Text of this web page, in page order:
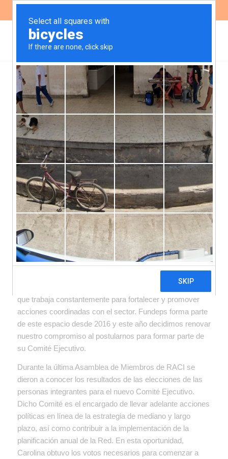
Comenzamos a integrar
el Comité Ejecutivo de
RACI
Carolina Tamagnini, Directora
Ejecutiva de Fundeps, resultó elegida
como integrante suplente durante el
último proceso de elecciones para el
Comité Ejecutivo de la Red Argentina
de Cooperación Internacional.
que trabaja constantemente para fortalecer y promover
acciones coordinadas con el sector. Fundeps forma parte
de este espacio desde 2016 y este año decidimos renovar
nuestro compromiso al postularnos para formar parte de
su Comité Ejecutivo.
Durante la última Asamblea de Miembros de RACI se
dieron a conocer los resultados de las elecciones de las
personas integrantes para el nuevo Comité Ejecutivo.
Dicho Comité es el encargado de llevar adelante acciones
políticas en línea de la estrategia de mediano y largo
plazo, así como contribuir a la implementación de la
planificación anual de la Red. En esta oportunidad,
Carolina obtuvo los votos necesarios para comenzar a